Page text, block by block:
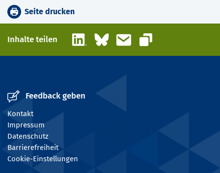
Seite drucken
Inhalte teilen LinkedInBlueskyE-Mail
Link kopieren
Feedback geben
Kontakt
Impressum
Datenschutz
Barrierefreiheit
Cookie-Einstellungen